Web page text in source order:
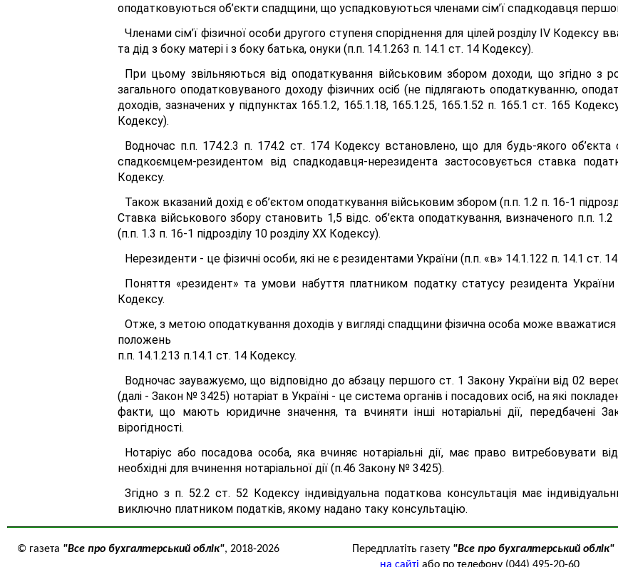
оподатковуються об’єкти спадщини, що успадковуються членами сім’ї спадкодавця
Членами сім’ї фізичної особи другого ступеня споріднення для цілей розділу IV Кодексу
та дід з боку матері і з боку батька, онуки (п.п. 14.1.263 п. 14.1 ст. 14 Кодексу).
При цьому звільняються від оподаткування військовим збором доходи, що згідно з
загального оподатковуваного доходу фізичних осіб (не підлягають оподаткуванню,
доходів, зазначених у підпунктах 165.1.2, 165.1.18, 165.1.25, 165.1.52 п. 165.1 ст. 165
Кодексу).
Водночас п.п. 174.2.3 п. 174.2 ст. 174 Кодексу встановлено, що для будь-якого
спадкоємцем-резидентом від спадкодавця-нерезидента застосовується ставка
Кодексу.
Також вказаний дохід є об’єктом оподаткування військовим збором (п.п. 1.2 п. 16-1
Ставка військового збору становить 1,5 відс. об’єкта оподаткування, визначеного п.п.
(п.п. 1.3 п. 16-1 підрозділу 10 розділу XX Кодексу).
Нерезиденти - це фізичні особи, які не є резидентами України (п.п. «в» 14.1.122 п. 14.1 ст.
Поняття «резидент» та умови набуття платником податку статусу резидента
Кодексу.
Отже, з метою оподаткування доходів у вигляді спадщини фізична особа може
положень
п.п. 14.1.213 п.14.1 ст. 14 Кодексу.
Водночас зауважуємо, що відповідно до абзацу першого ст. 1 Закону України від 02
(далі - Закон № 3425) нотаріат в Україні - це система органів і посадових осіб, на які
факти, що мають юридичне значення, та вчиняти інші нотаріальні дії, передбачені
вірогідності.
Нотаріус або посадова особа, яка вчиняє нотаріальні дії, має право витребовувати
необхідні для вчинення нотаріальної дії (п.46 Закону № 3425).
Згідно з п. 52.2 ст. 52 Кодексу індивідуальна податкова консультація має
виключно платником податків, якому надано таку консультацію.
© газета "Все про бухгалтерський облік", 2018-2026 Передплатіть газету "Все про бухгалтерський облік"